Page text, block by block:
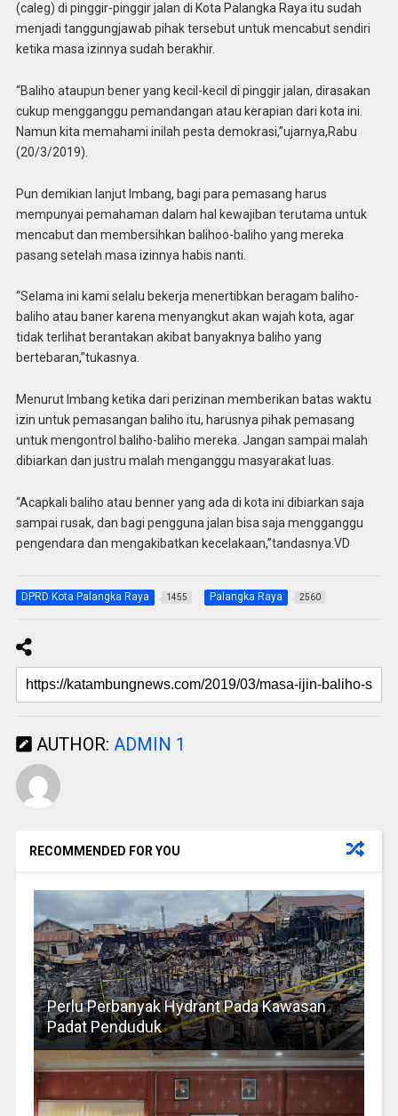
(caleg) di pinggir-pinggir jalan di Kota Palangka Raya itu sudah
menjadi tanggungjawab pihak tersebut untuk mencabut sendiri
ketika masa izinnya sudah berakhir.
“Baliho ataupun bener yang kecil-kecil di pinggir jalan, dirasakan
cukup mengganggu pemandangan atau kerapian dari kota ini.
Namun kita memahami inilah pesta demokrasi,”ujarnya,Rabu
(20/3/2019).
Pun demikian lanjut Imbang, bagi para pemasang harus
mempunyai pemahaman dalam hal kewajiban terutama untuk
mencabut dan membersihkan balihoo-baliho yang mereka
pasang setelah masa izinnya habis nanti.
“Selama ini kami selalu bekerja menertibkan beragam baliho-
baliho atau baner karena menyangkut akan wajah kota, agar
tidak terlihat berantakan akibat banyaknya baliho yang
bertebaran,”tukasnya.
Menurut Imbang ketika dari perizinan memberikan batas waktu
izin untuk pemasangan baliho itu, harusnya pihak pemasang
untuk mengontrol baliho-baliho mereka. Jangan sampai malah
dibiarkan dan justru malah menganggu masyarakat luas.
“Acapkali baliho atau benner yang ada di kota ini dibiarkan saja
sampai rusak, dan bagi pengguna jalan bisa saja mengganggu
pengendara dan mengakibatkan kecelakaan,”tandasnya.VD
DPRD Kota Palangka Raya 1455 Palangka Raya 2560
AUTHOR: ADMIN 1
RECOMMENDED FOR YOU
Perlu Perbanyak Hydrant Pada Kawasan
Padat Penduduk